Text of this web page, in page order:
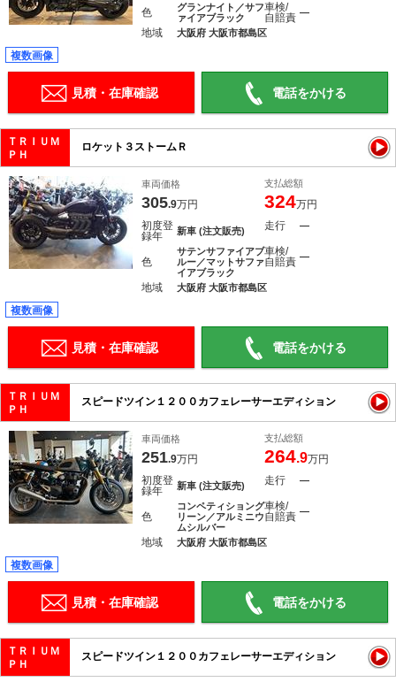
色
グランナイト／サフ
ァイアブラック
車検/
自賠責 ―
地域 大阪府 大阪市都島区
複数画像
見積・在庫確認 電話をかける
ＴＲＩＵＭ
ＰＨ
ロケット３ストームＲ
車両価格
305.9万円
支払総額
324万円
初度登
録年
新車 (注文販売) 走行 ―
色
サテンサファイアブ
ルー／マットサファ
イアブラック
車検/
自賠責 ―
地域 大阪府 大阪市都島区
複数画像
見積・在庫確認 電話をかける
ＴＲＩＵＭ
ＰＨ
スピードツイン１２００カフェレーサーエディション
車両価格
251.9万円
支払総額
264.9万円
初度登
録年
新車 (注文販売) 走行 ―
色
コンペティショング
リーン／アルミニウ
ムシルバー
車検/
自賠責 ―
地域 大阪府 大阪市都島区
複数画像
見積・在庫確認 電話をかける
ＴＲＩＵＭ
ＰＨ
スピードツイン１２００カフェレーサーエディション